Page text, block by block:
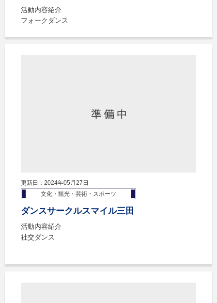
活動内容紹介
フォークダンス
更新日：2024年05月27日
文化・観光・芸術・スポーツ
ダンスサークルスマイル三田
活動内容紹介
社交ダンス